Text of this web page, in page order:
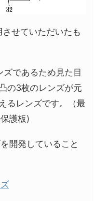
させていただいたも
であるため見た目
の3枚のレンズが元
るレンズです。（最
護板)
開発していること